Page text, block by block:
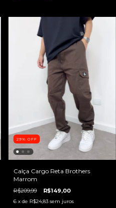
29% OFF
Calça Cargo Reta Brothers
Marrom
R$209,99 R$149,00
6 x de R$24,83 sem juros